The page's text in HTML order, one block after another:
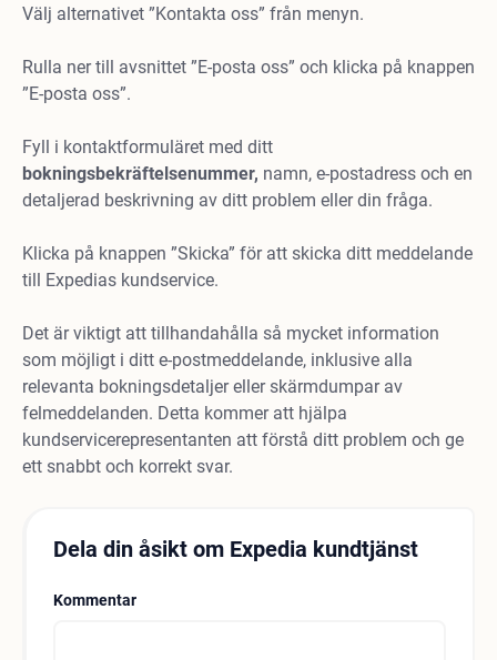
Välj alternativet ”Kontakta oss” från menyn.
Rulla ner till avsnittet ”E-posta oss” och klicka på knappen
”E-posta oss”.
Fyll i kontaktformuläret med ditt
bokningsbekräftelsenummer, namn, e-postadress och en
detaljerad beskrivning av ditt problem eller din fråga.
Klicka på knappen ”Skicka” för att skicka ditt meddelande
till Expedias kundservice.
Det är viktigt att tillhandahålla så mycket information
som möjligt i ditt e-postmeddelande, inklusive alla
relevanta bokningsdetaljer eller skärmdumpar av
felmeddelanden. Detta kommer att hjälpa
kundservicerepresentanten att förstå ditt problem och ge
ett snabbt och korrekt svar.
Dela din åsikt om Expedia kundtjänst
Kommentar